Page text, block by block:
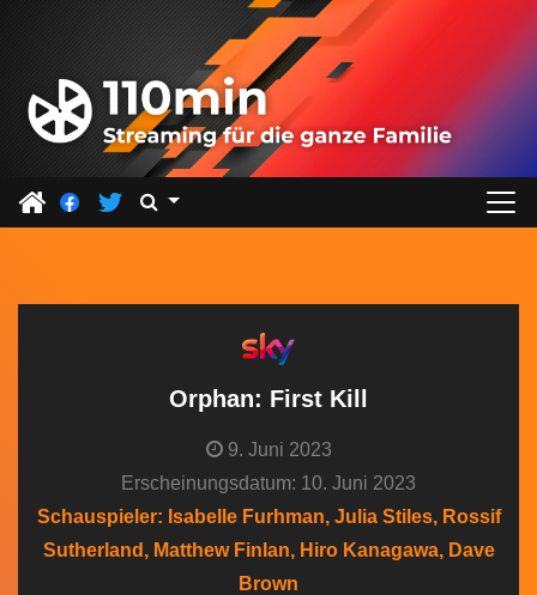
Orphan: First Kill
9. Juni 2023
Erscheinungsdatum: 10. Juni 2023
Schauspieler: Isabelle Furhman, Julia Stiles, Rossif
Sutherland, Matthew Finlan, Hiro Kanagawa, Dave
Brown